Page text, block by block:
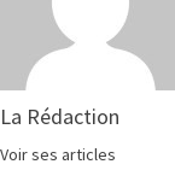
La Rédaction
Voir ses articles